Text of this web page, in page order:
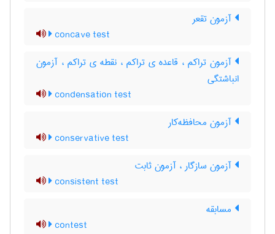
آزمون تقعر
concave test
آزمون تراکم ، قاعده ی تراکم ، نقطه ی تراکم ، آزمون
انباشتگی
condensation test
آزمون محافظه‌کار
conservative test
آزمون سازگار ، آزمون ثابت
consistent test
مسابقه
contest